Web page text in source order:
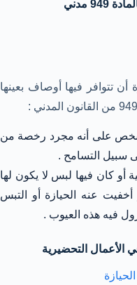
مدني
تتوافر فيها أوصاف بعينها
شخص على أنه مجرد رخصة من
سبيل التسامح .
أو كان فيها لبس لا يكون لها
أخفيت عنه الحيازة أو التبس
فيه هذه العيوب .
الأعمال التحضيرية